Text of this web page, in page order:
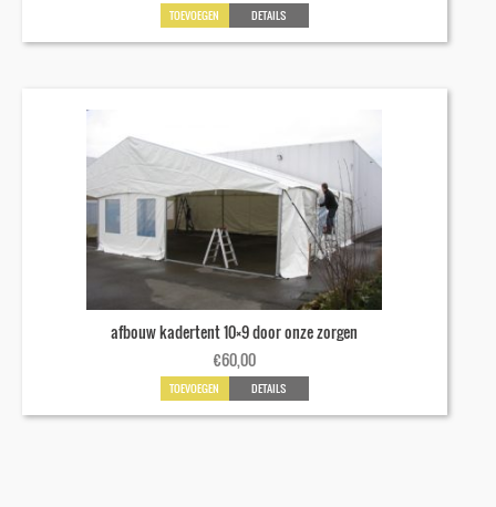
TOEVOEGEN DETAILS
afbouw kadertent 10×9 door onze zorgen
€60,00
TOEVOEGEN DETAILS